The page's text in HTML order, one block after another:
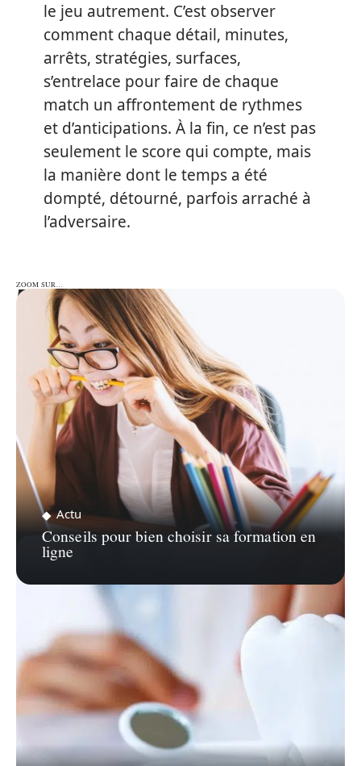
le jeu autrement. C’est observer
comment chaque détail, minutes,
arrêts, stratégies, surfaces,
s’entrelace pour faire de chaque
match un affrontement de rythmes
et d’anticipations. À la fin, ce n’est pas
seulement le score qui compte, mais
la manière dont le temps a été
dompté, détourné, parfois arraché à
l’adversaire.
ZOOM SUR…
ZOOM SUR…
Actu
Conseils pour bien choisir sa formation en
ligne